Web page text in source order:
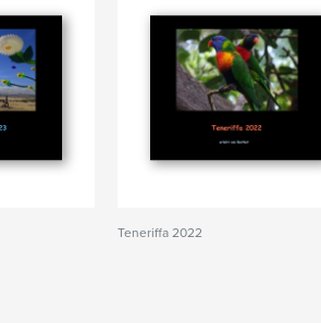
Teneriffa 2022